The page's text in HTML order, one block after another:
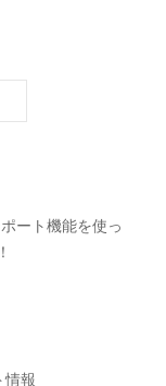
ート機能を使っ
情報